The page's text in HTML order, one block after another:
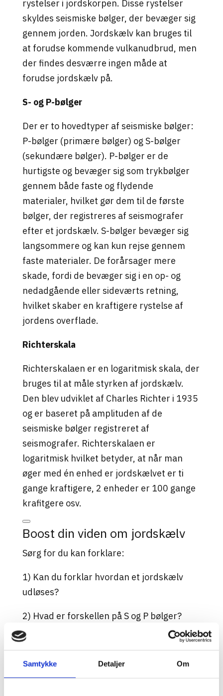
Samtykke Detaljer Om
rystelser i jordskorpen. Disse rystelser
skyldes seismiske bølger, der bevæger sig
gennem jorden. Jordskælv kan bruges til
at forudse kommende vulkanudbrud, men
der findes desværre ingen måde at
forudse jordskælv på.
S- og P-bølger
Der er to hovedtyper af seismiske bølger:
P-bølger (primære bølger) og S-bølger
(sekundære bølger). P-bølger er de
hurtigste og bevæger sig som trykbølger
gennem både faste og flydende
materialer, hvilket gør dem til de første
bølger, der registreres af seismografer
efter et jordskælv. S-bølger bevæger sig
langsommere og kan kun rejse gennem
faste materialer. De forårsager mere
skade, fordi de bevæger sig i en op- og
nedadgående eller sideværts retning,
hvilket skaber en kraftigere rystelse af
jordens overflade.
Richterskala
Richterskalaen er en logaritmisk skala, der
bruges til at måle styrken af jordskælv.
Den blev udviklet af Charles Richter i 1935
og er baseret på amplituden af de
seismiske bølger registreret af
seismografer. Richterskalaen er
logaritmisk hvilket betyder, at når man
øger med én enhed er jordskælvet er ti
gange kraftigere, 2 enheder er 100 gange
krafitgere osv.
Boost din viden om jordskælv
Sørg for du kan forklare:
1) Kan du forklar hvordan et jordskælv
udløses?
2) Hvad er forskellen på S og P bølger?
hvad kan de passere igennem –
3) Hvilken jordskælvsbølge er hurtigst?